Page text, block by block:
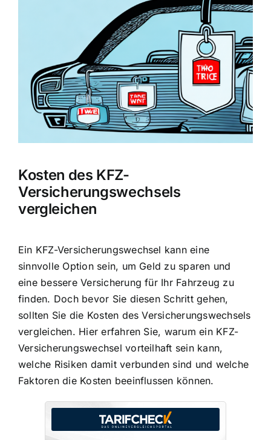
Kosten des KFZ-
Versicherungswechsels
vergleichen
Ein KFZ-Versicherungswechsel kann eine
sinnvolle Option sein, um Geld zu sparen und
eine bessere Versicherung für Ihr Fahrzeug zu
finden. Doch bevor Sie diesen Schritt gehen,
sollten Sie die Kosten des Versicherungswechsels
vergleichen. Hier erfahren Sie, warum ein KFZ-
Versicherungswechsel vorteilhaft sein kann,
welche Risiken damit verbunden sind und welche
Faktoren die Kosten beeinflussen können.